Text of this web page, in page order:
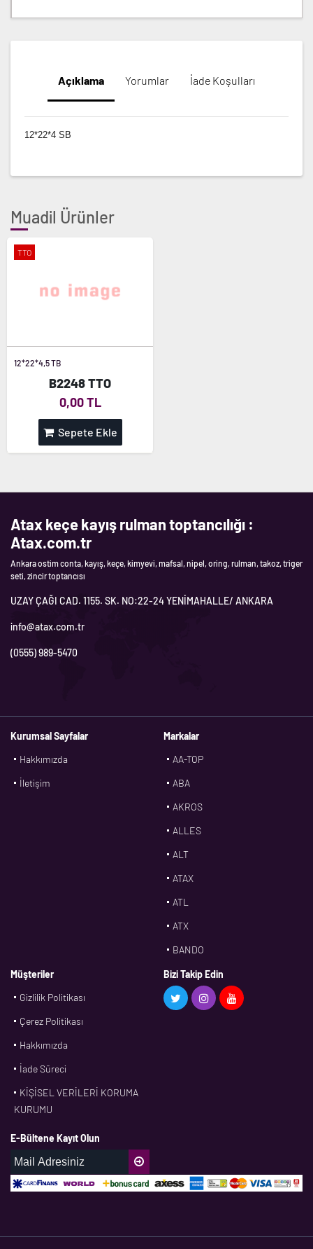
Açıklama Yorumlar İade Koşulları
12*22*4 SB
Muadil Ürünler
TTO
12*22*4,5 TB
B2248 TTO
0,00 TL
Sepete Ekle
Atax keçe kayış rulman toptancılığı :
Atax.com.tr
Ankara ostim conta, kayış, keçe, kimyevi, mafsal, nipel, oring, rulman, takoz, triger
seti, zincir toptancısı
UZAY ÇAĞI CAD. 1155. SK. NO:22-24 YENİMAHALLE/ ANKARA
info@atax.com.tr
(0555) 989-5470
Kurumsal Sayfalar
Hakkımızda
İletişim
Markalar
AA-TOP
ABA
AKROS
ALLES
ALT
ATAX
ATL
ATX
BANDO
BMS
CDF
DPH
ECOPARTS
Müşteriler
Gizlilik Politikası
Çerez Politikası
Hakkımızda
İade Süreci
KİŞİSEL VERİLERİ KORUMA
KURUMU
Bizi Takip Edin
E-Bültene Kayıt Olun